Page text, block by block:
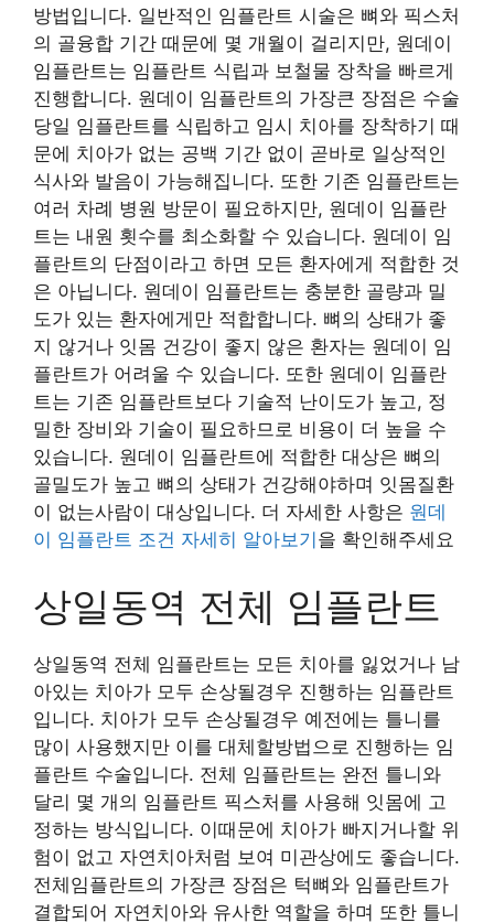
방법입니다. 일반적인 임플란트 시술은 뼈와 픽스처
의 골융합 기간 때문에 몇 개월이 걸리지만, 원데이
임플란트는 임플란트 식립과 보철물 장착을 빠르게
진행합니다. 원데이 임플란트의 가장큰 장점은 수술
당일 임플란트를 식립하고 임시 치아를 장착하기 때
문에 치아가 없는 공백 기간 없이 곧바로 일상적인
식사와 발음이 가능해집니다. 또한 기존 임플란트는
여러 차례 병원 방문이 필요하지만, 원데이 임플란
트는 내원 횟수를 최소화할 수 있습니다. 원데이 임
플란트의 단점이라고 하면 모든 환자에게 적합한 것
은 아닙니다. 원데이 임플란트는 충분한 골량과 밀
도가 있는 환자에게만 적합합니다. 뼈의 상태가 좋
지 않거나 잇몸 건강이 좋지 않은 환자는 원데이 임
플란트가 어려울 수 있습니다. 또한 원데이 임플란
트는 기존 임플란트보다 기술적 난이도가 높고, 정
밀한 장비와 기술이 필요하므로 비용이 더 높을 수
있습니다. 원데이 임플란트에 적합한 대상은 뼈의
골밀도가 높고 뼈의 상태가 건강해야하며 잇몸질환
이 없는사람이 대상입니다. 더 자세한 사항은 원데
이 임플란트 조건 자세히 알아보기 을 확인해주세요
상일동역 전체 임플란트
상일동역 전체 임플란트는 모든 치아를 잃었거나 남
아있는 치아가 모두 손상될경우 진행하는 임플란트
입니다. 치아가 모두 손상될경우 예전에는 틀니를
많이 사용했지만 이를 대체할방법으로 진행하는 임
플란트 수술입니다. 전체 임플란트는 완전 틀니와
달리 몇 개의 임플란트 픽스처를 사용해 잇몸에 고
정하는 방식입니다. 이때문에 치아가 빠지거나할 위
험이 없고 자연치아처럼 보여 미관상에도 좋습니다.
전체임플란트의 가장큰 장점은 턱뼈와 임플란트가
결합되어 자연치아와 유사한 역할을 하며 또한 틀니